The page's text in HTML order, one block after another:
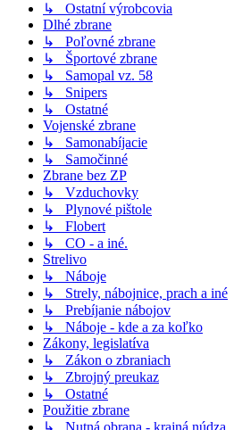
↳ Ostatní výrobcovia
Dlhé zbrane
↳ Poľovné zbrane
↳ Športové zbrane
↳ Samopal vz. 58
↳ Snipers
↳ Ostatné
Vojenské zbrane
↳ Samonabíjacie
↳ Samočinné
Zbrane bez ZP
↳ Vzduchovky
↳ Plynové pištole
↳ Flobert
↳ CO - a iné.
Strelivo
↳ Náboje
↳ Strely, nábojnice, prach a iné
↳ Prebíjanie nábojov
↳ Náboje - kde a za koľko
Zákony, legislatíva
↳ Zákon o zbraniach
↳ Zbrojný preukaz
↳ Ostatné
Použitie zbrane